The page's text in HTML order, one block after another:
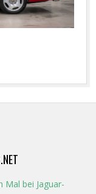
Mal bei Jaguar-